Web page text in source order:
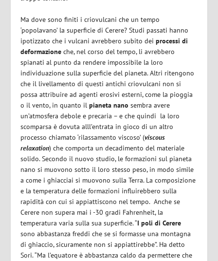
Ma dove sono finiti i criovulcani che un tempo
‘popolavano’ la superficie di Cerere? Studi passati hanno
ipotizzato che i vulcani avrebbero subito deiprocessi di
deformazione che, nel corso del tempo, li avrebbero
spianati al punto da rendere impossibile la loro
individuazione sulla superficie del pianeta. Altri ritengono
che il livellamento di questi antichi criovulcani non si
possa attribuire ad agenti erosivi esterni, come la pioggia
o il vento, in quanto ilpianeta nano sembra avere
un’atmosfera debole e precaria – e che quindi la loro
scomparsa è dovuta alll’entrata in gioco di un altro
processo chiamato ‘rilassamento viscoso’ (viscous
relaxation) che comporta un decadimento del materiale
solido. Secondo il nuovo studio, le formazioni sul pianeta
nano si muovono sotto il loro stesso peso, in modo simile
a come i ghiacciai si muovono sulla Terra. La composizione
e la temperatura delle formazioni influirebbero sulla
rapidità con cui si appiattiscono nel tempo. Anche se
Cerere non supera mai i -30 gradi Fahrenheit, la
temperatura varia sulla sua superficie. “I poli di Cerere
sono abbastanza freddi che se si formasse una montagna
di ghiaccio, sicuramente non si appiattirebbe”. Ha detto
Sori. “Ma l’equatore è abbastanza caldo da permettere che